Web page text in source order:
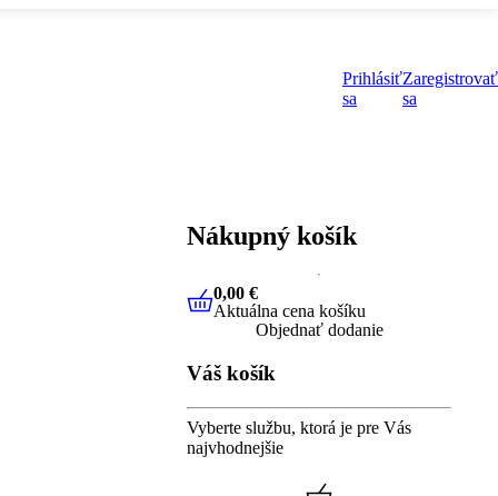
Prihlásiť
sa
Zaregistrovať
sa
Nákupný košík
0,00 €Aktuálna cena košíku
0,00 €
Aktuálna cena košíku
Objednať dodanie
Váš košík
Vyberte službu, ktorá je pre Vás
najvhodnejšie